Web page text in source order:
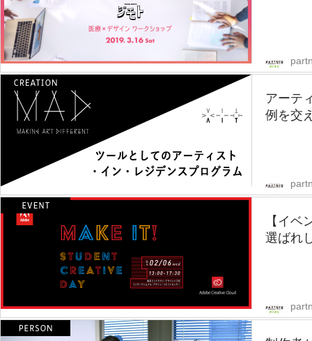
アーテ
例を交
【イベ
選ばれ